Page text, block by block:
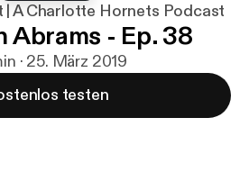
| A Charlotte Hornets Podcast
Abrams - Ep. 38
· 25. März 2019
testen